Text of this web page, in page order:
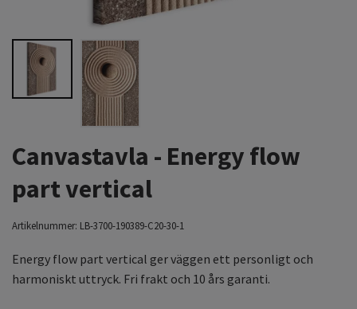
Canvastavla - Energy flow
part vertical
Artikelnummer: LB-3700-190389-C20-30-1
Energy flow part vertical ger väggen ett personligt och
harmoniskt uttryck. Fri frakt och 10 års garanti.